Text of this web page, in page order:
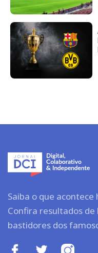
Saiba o que
Confira resultados
bastidores dos